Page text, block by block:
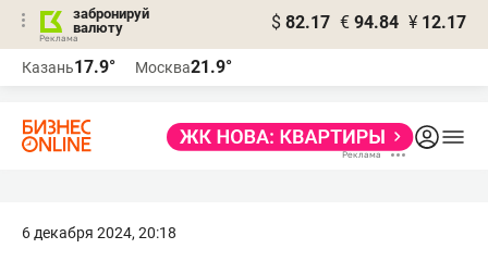
забронируй
валюту
$ 82.17 € 94.84 ¥ 12.17
Казань17.9° Москва21.9°
6 декабря 2024, 20:18